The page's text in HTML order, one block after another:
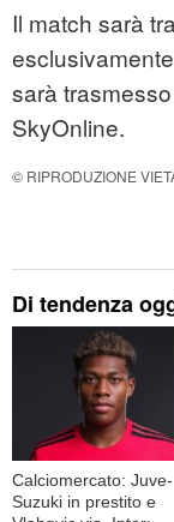
Il match sarà
sarà
SkyOnline.
© RIPRODUZIONE
Di tendenza
Calciomercato: Juve-
Suzuki in prestito e